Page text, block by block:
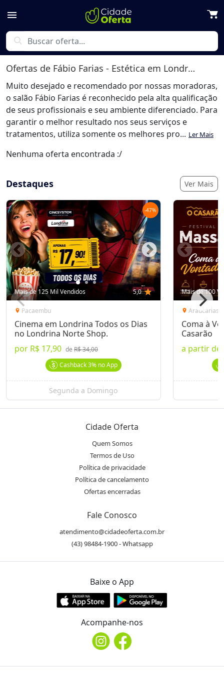
menu
search
Ofertas de Fábio Farias - Estética em Londrina
Muito desejado e recomendado por nossas moradoras,
o salão Fábio Farias é reconhecido pela alta qualificação
de seus profissionais e seu ambiente diferenciado. Para
garantir o melhor resultado nos seus serviços e
tratamentos, utiliza somente os melhores pro... Ler Mais
Nenhuma oferta encontrada :/
Destaques Ver Mais
-47%
Mais de 125 Mil Vendidos 5,0 star
location_on Pacaembu
Cinema em Londrina Todos os Dias
no Londrina Norte Shop.
por R$ 17,90 deR$ 34,00
Cashback3%no App
Segunda a Domingo
Mais de 100
location_on Araucárias
Coma à
Casarão
a partir de
Cidade Oferta
Quem Somos
Termos de Uso
Política de privacidade
Política de cancelamento
Ofertas encerradas
Fale Conosco
atendimento@cidadeoferta.com.br
(43) 98484-1900 - Whatsapp
Baixe o App
Acompanhe-nos